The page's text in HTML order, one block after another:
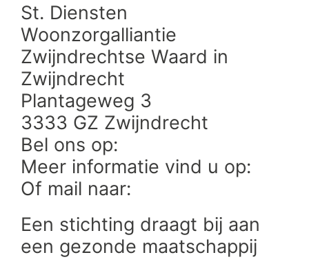
St. Diensten
Woonzorgalliantie
Zwijndrechtse Waard in
Zwijndrecht
Plantageweg 3
3333 GZ Zwijndrecht
Bel ons op:
Meer informatie vind u op:
Of mail naar:
Een stichting draagt bij aan
een gezonde maatschappij